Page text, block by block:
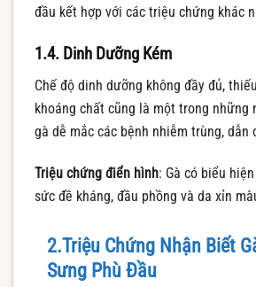
đầu kết hợp với các triệu chứng khác
1.4. Dinh Dưỡng Kém
Chế độ dinh dưỡng không đầy đủ,
khoáng chất cũng là một trong những
gà dễ mắc các bệnh nhiễm trùng, dẫn
Triệu chứng điển hình: Gà có biểu
sức đề kháng, đầu phồng và da xỉn
2.Triệu Chứng Nhận Biết
Sưng Phù Đầu